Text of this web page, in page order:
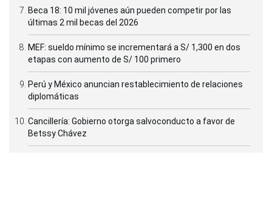
Beca 18: 10 mil jóvenes aún pueden competir por las
últimas 2 mil becas del 2026
MEF: sueldo mínimo se incrementará a S/ 1,300 en dos
etapas con aumento de S/ 100 primero
Perú y México anuncian restablecimiento de relaciones
diplomáticas
Cancillería: Gobierno otorga salvoconducto a favor de
Betssy Chávez